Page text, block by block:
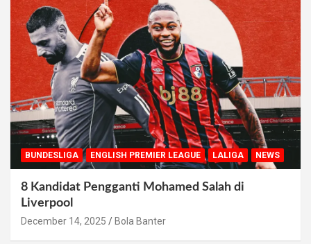
BUNDESLIGA ENGLISH PREMIER LEAGUE LALIGA NEWS
8 Kandidat Pengganti Mohamed Salah di
Liverpool
December 14, 2025 Bola Banter